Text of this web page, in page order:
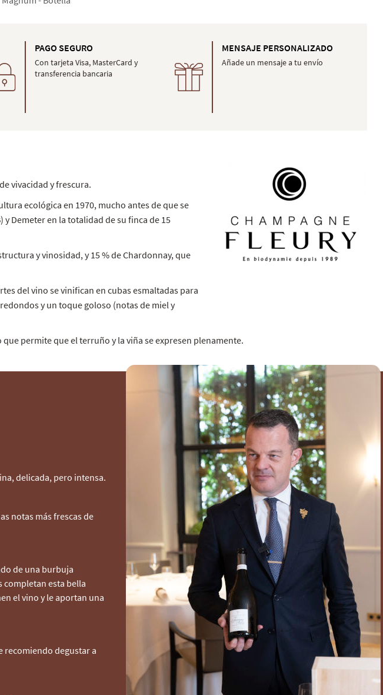
PAGO SEGURO
Con tarjeta Visa, MasterCard y
transferencia bancaria
MENSAJE PERSONALIZADO
Añade un mensaje a tu envío
vivacidad y frescura.
ecológica en 1970, mucho antes de que se
Demeter en la totalidad de su finca de 15
y vinosidad, y 15 % de Chardonnay, que
del vino se vinifican en cubas esmaltadas para
y un toque goloso (notas de miel y
permite que el terruño y la viña se expresen plenamente.
delicada, pero intensa.
notas más frescas de
de una burbuja
completan esta bella
el vino y le aportan una
recomiendo degustar a